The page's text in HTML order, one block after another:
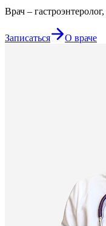
Врач –
Записаться О враче